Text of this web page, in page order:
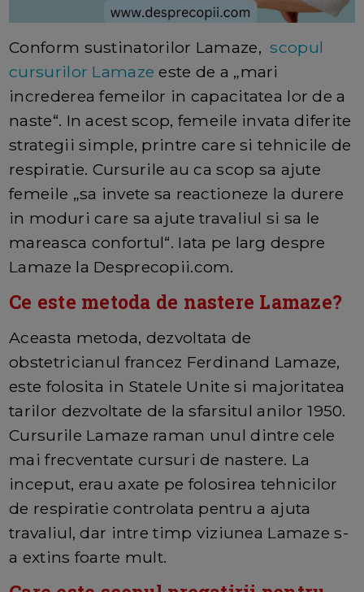
Conform sustinatorilor Lamaze,scopul
cursurilor Lamazeeste de a „mari
increderea femeilor in capacitatea lor de a
naste“. In acest scop, femeile invata diferite
strategii simple, printre care si tehnicile de
respiratie. Cursurile au ca scop sa ajute
femeile „sa invete sa reactioneze la durere
in moduri care sa ajute travaliul si sa le
mareasca confortul“. Iata pe larg despre
Lamaze la Desprecopii.com.
Ce este metoda de nastere Lamaze?
Aceasta metoda, dezvoltata de
obstetricianul francez Ferdinand Lamaze,
este folosita in Statele Unite si majoritatea
tarilor dezvoltate de la sfarsitul anilor 1950.
Cursurile Lamaze raman unul dintre cele
mai frecventate cursuri de nastere. La
inceput, erau axate pe folosirea tehnicilor
de respiratie controlata pentru a ajuta
travaliul, dar intre timp viziunea Lamaze s-
a extins foarte mult.